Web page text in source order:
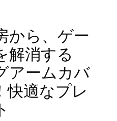
から、ゲー
解消する
アームカバ
快適なプレ